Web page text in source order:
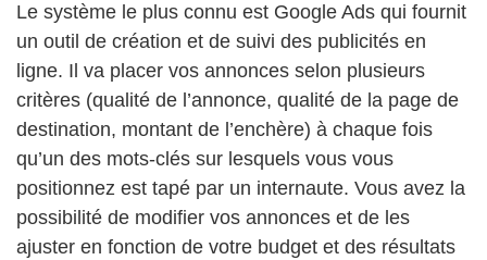
Le système le plus connu est Google Ads qui fournit
un outil de création et de suivi des publicités en
ligne. Il va placer vos annonces selon plusieurs
critères (qualité de l’annonce, qualité de la page de
destination, montant de l’enchère) à chaque fois
qu’un des mots-clés sur lesquels vous vous
positionnez est tapé par un internaute. Vous avez la
possibilité de modifier vos annonces et de les
ajuster en fonction de votre budget et des résultats